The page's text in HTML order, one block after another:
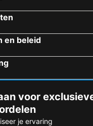
en beleid
voor
je ervaring